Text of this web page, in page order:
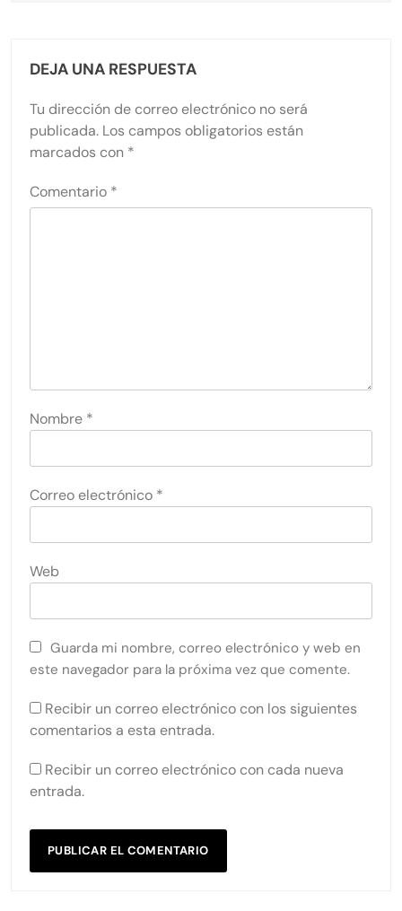
DEJA UNA RESPUESTA
Tu dirección de correo electrónico no será
publicada. Los campos obligatorios están
marcados con *
Comentario *
Nombre *
Correo electrónico *
Web
Guarda mi nombre, correo electrónico y web en
este navegador para la próxima vez que comente.
Recibir un correo electrónico con los siguientes
comentarios a esta entrada.
Recibir un correo electrónico con cada nueva
entrada.